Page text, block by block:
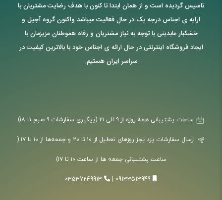
تاسیس گردیده است و از همان ابتدا تا کنون با هدف رضایت مشتریان با
ارایه ی اجناس درجه یک در حال فعالیت میباشد واکنون گروه آجیل و
خشکبار عابدینی با توجه به نیاز مشتریان و رفاه هموطنان عزیزمان با
ایجاد فروشگاه اینترنتی در حال ارائه ی اجناس خود با بالاترین کیفیت در
سراسر ایران هستیم.
ارسال سفارشات یزد بجز روزهای تعطیل از ۱۰ تا ۲۰ و جمعه‌ها از ۱۰ تا ۱۷ (
ساعت پشتیبانی جمعه ها از ساعت ۱۰ تا ۱۷)
09133513949
03537249913